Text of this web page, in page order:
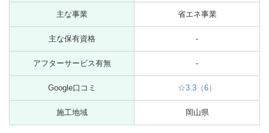
主な事業 省エネ事業
主な保有資格 -
アフターサービス有無 -
Google口コミ ☆3.3（6）
施工地域 岡山県